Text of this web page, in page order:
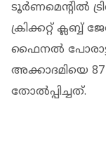
ടൂർണമെന്റിൽ
ക്രിക്കറ്റ്
ഫൈനൽ
അക്കാദമിയെ
തോൽപ്പിച്ചത്.